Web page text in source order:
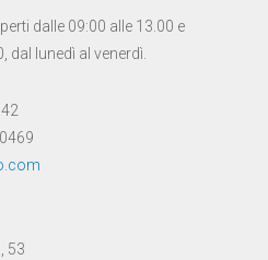
dalle 09:00 alle 13.00 e
dal lunedì al venerdì.
53